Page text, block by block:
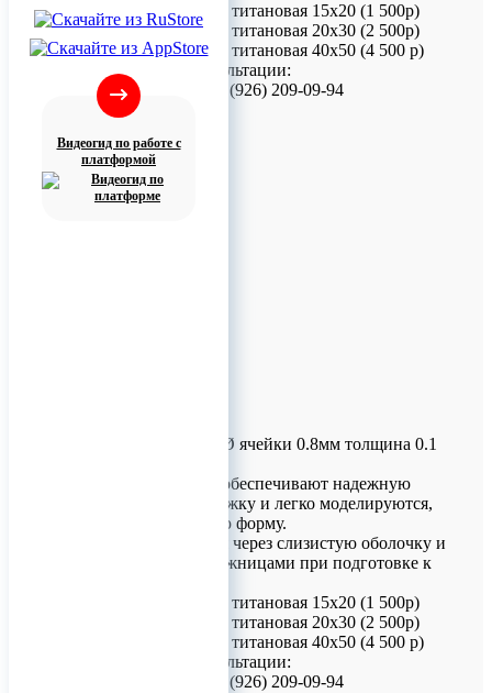
Видеогид по работе с
платформой
TM1-08-20 - Сетка титановая 15х20 (1 500р)
TM1-08-30 - Сетка титановая 20х30 (2 500р)
TM1-08-50 - Сетка титановая 40х50 (4 500 р)
Для заказа и консультации:
Телефон/МАХ: +7 (926) 209-09-94
Титановые сетки Ø ячейки 0.8мм толщина 0.1
Титановые сетки обеспечивают надежную
каркасную поддержку и легко моделируются,
сохраняя заданную форму.
Не прорезываются через слизистую оболочку и
удобно кроятся ножницами при подготовке к
TM1-08-20 - Сетка титановая 15х20 (1 500р)
TM1-08-30 - Сетка титановая 20х30 (2 500р)
TM1-08-50 - Сетка титановая 40х50 (4 500 р)
Для заказа и консультации:
Телефон/МАХ: +7 (926) 209-09-94